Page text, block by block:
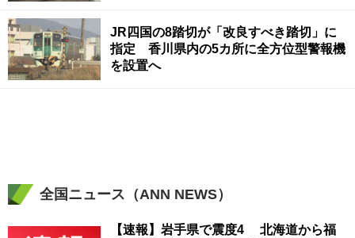
JR四国の8踏切が「改良すべき踏切」に
指定 香川県内の5カ所に全方位型警報機
を設置へ
全国ニュース（ANN NEWS）
【速報】岩手県で震度4 北海道から福